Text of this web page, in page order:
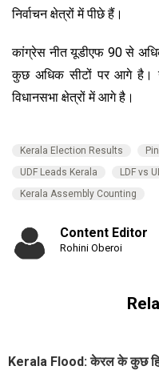
निर्वाचन क्षेत्रों में पीछे हैं।
कांग्रेस नीत यूडीएफ 90 से
कुछ अधिक सीटों पर आगे है।
विधानसभा क्षेत्रों में आगे है।
Kerala Election Results
UDF Leads Kerala
LDF vs
Kerala Assembly Counting
Content Editor
Rohini Oberoi
Kerala Flood: केरल के कुछ